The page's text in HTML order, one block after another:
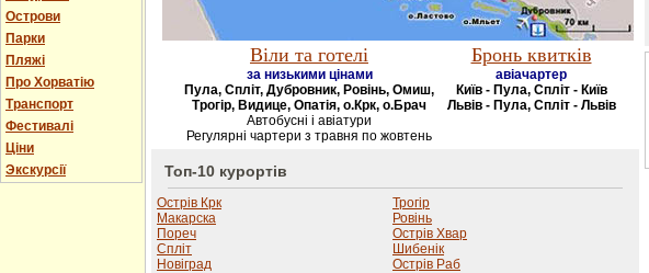
Острови
Парки
Пляжі
Про Хорватію
Транспорт
Фестивалі
Ціни
Экскурсії
Віли та готелі
за низькими цінами
Пула, Спліт, Дубровник, Ровінь, Омиш,
Трогір, Видице, Опатія, о.Крк, о.Брач
Автобусні і авіатури
Регулярні чартери з травня по жовтень
Бронь квитків
авіачартер
Київ - Пула, Спліт - Київ
Львів - Пула, Спліт - Львів
Топ-10 курортів
Острів Крк
Макарска
Пореч
Спліт
Новіград
Трогір
Ровінь
Острів Хвар
Шибенік
Острів Раб